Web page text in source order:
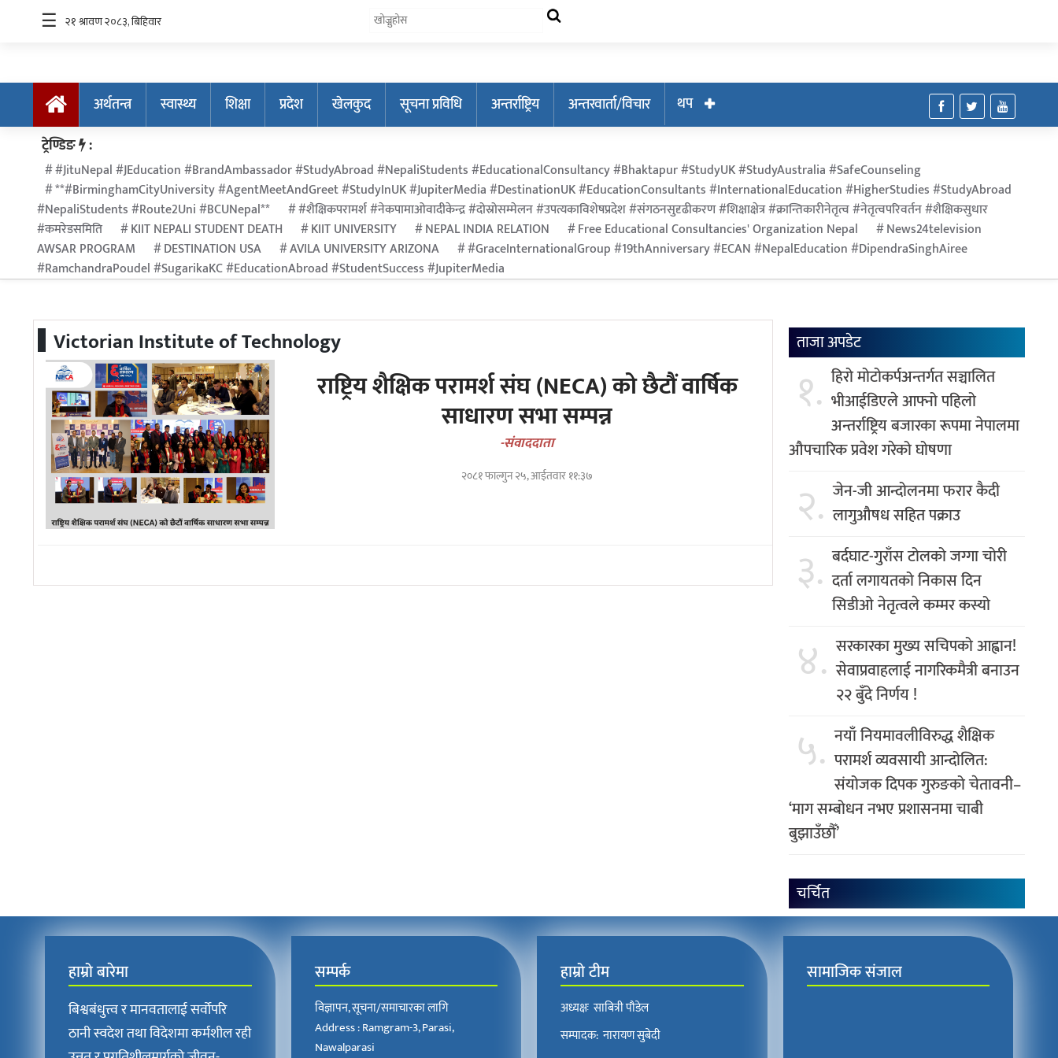
अर्थतन्त्र
स्वास्थ्य
शिक्षा
प्रदेश
खेलकुद
प्रविधि
अन्तर्राष्ट्रिय
अन्तरवार्ता/
विचार
☰
अर्थतन्त्र स्वास्थ्य शिक्षा प्रदेश खेलकुद सूचना प्रविधि अन्तर्राष्ट्रिय अन्तरवार्ता/विचार
थप
ट्रेण्डिङ :
#JituNepal #JEducation #BrandAmbassador #StudyAbroad #NepaliStudents #EducationalConsultancy #Bhaktapur #StudyUK #StudyAustralia #SafeCounseling
**#BirminghamCityUniversity #AgentMeetAndGreet #StudyInUK #JupiterMedia #DestinationUK #EducationConsultants #InternationalEducation #HigherStudies #StudyAbroad
#NepaliStudents #Route2Uni #BCUNepal**
#शैक्षिकपरामर्श #नेकपामाओवादीकेन्द्र #दोस्रोसम्मेलन #उपत्यकाविशेषप्रदेश #संगठनसुदृढीकरण #शिक्षाक्षेत्र #क्रान्तिकारीनेतृत्व #नेतृत्वपरिवर्तन #शैक्षिकसुधार
#कमरेडसमिति
KIIT NEPALI STUDENT DEATH KIIT UNIVERSITY NEPAL INDIA RELATION Free Educational Consultancies' Organization Nepal
News24television
AWSAR PROGRAM
DESTINATION USA AVILA UNIVERSITY ARIZONA
#GraceInternationalGroup #19thAnniversary #ECAN #NepalEducation #DipendraSinghAiree
#RamchandraPoudel #SugarikaKC #EducationAbroad #StudentSuccess #JupiterMedia
Victorian Institute of Technology
राष्ट्रिय शैक्षिक परामर्श संघ (NECA) को छैटौं वार्षिक
साधारण सभा सम्पन्न
-संवाददाता
२०८१ फाल्गुन २५, आईतवार ११:३७
ताजा अपडेट
१. हिरो मोटोकर्पअन्तर्गत सञ्चालित
भीआईडिएले आफ्नो पहिलो
अन्तर्राष्ट्रिय बजारका रूपमा नेपालमा
औपचारिक प्रवेश गरेको घोषणा
२. जेन-जी आन्दोलनमा फरार कैदी
लागुऔषध सहित पक्राउ
३. बर्दघाट-गुराँस टोलको जग्गा चोरी
दर्ता लगायतको निकास दिन
सिडीओ नेतृत्वले कम्मर कस्यो
४. सरकारका मुख्य सचिपको आह्वान!
सेवाप्रवाहलाई नागरिकमैत्री बनाउन
२२ बुँदे निर्णय !
५. नयाँ नियमावलीविरुद्ध शैक्षिक
परामर्श व्यवसायी आन्दोलित:
संयोजक दिपक गुरुङको चेतावनी–
‘माग सम्बोधन नभए प्रशासनमा चाबी
बुझाउँछौँ’
चर्चित
हाम्रो बारेमा
बिश्वबंधुत्त्व र मानवतालाई सर्वोपरि
ठानी स्वदेश तथा विदेशमा कर्मशील रही
सम्पर्क
विज्ञापन, सूचना/समाचारका लागि
Address : Ramgram-3, Parasi,
Nawalparasi
हाम्रो टीम
अध्यक्षः साबित्री पौडेल
सम्पादक: नारायण सुबेदी
सामाजिक संजाल